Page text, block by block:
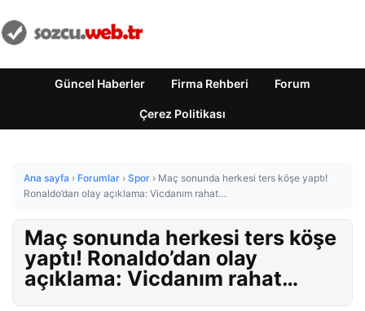
Güncel Haberler Firma Rehberi Forum
Çerez Politikası
Ana sayfa › Forumlar › Spor › Maç sonunda herkesi ters köşe yaptı!
Ronaldo’dan olay açıklama: Vicdanım rahat…
Maç sonunda herkesi ters köşe
yaptı! Ronaldo’dan olay
açıklama: Vicdanım rahat…